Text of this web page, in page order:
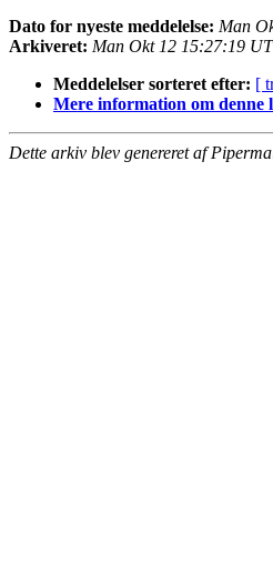
Dato for nyeste meddelelse: Man
Arkiveret: Man Okt 12 15:27:19
Meddelelser sorteret efter: [
Mere information om denne
Dette arkiv blev genereret af